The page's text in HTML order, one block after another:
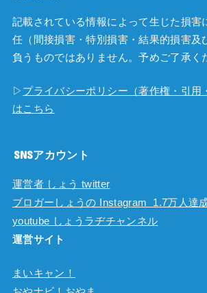
記載されている情報によって生じた損害
任（間接損害・特別損害・結果的損害及
負うものではありません。予めご了承く
▷ プライバシーポリシー（著作権・引用
はこちら
SNSアカウント
運営者 しょう twitter
ブロガーしょうの Instagram 1.7万人達
youtube しょうラヂチャンネル
運営サイト
まいキャン！